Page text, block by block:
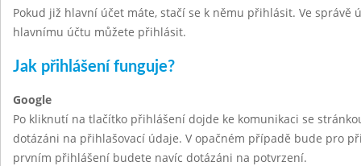
Pokud již hlavní účet máte, stačí se k němu přihlásit. Ve
hlavnímu účtu můžete přihlásit.
Jak přihlášení funguje?
Google
Po kliknutí na tlačítko přihlášení dojde ke komunikaci se
dotázáni na přihlašovací údaje. V opačném případě bude pro
prvním přihlášení budete navíc dotázáni na potvrzení.